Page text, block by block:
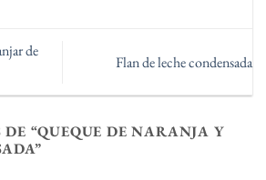
de
Flan de leche condensada
“QUEQUE DE NARANJA Y
”